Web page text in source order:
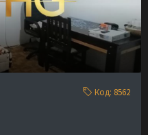
Код: 8562